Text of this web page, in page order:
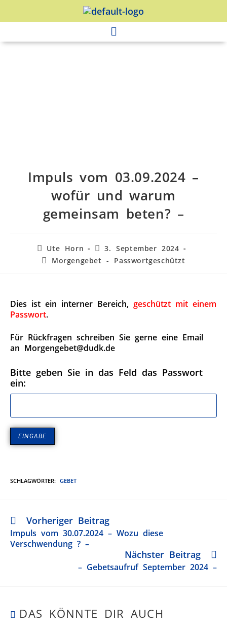
Impuls vom 03.09.2024 –
wofür und warum
gemeinsam beten? –
Ute Horn
3. September 2024
Morgengebet - Passwortgeschützt
Dies ist ein interner Bereich, geschützt mit einem
Passwort.
Für Rückfragen schreiben Sie gerne eine Email
an Morgengebet@dudk.de
Bitte geben Sie in das Feld das Passwort
ein:
SCHLAGWÖRTER: GEBET
Vorheriger Beitrag
Impuls vom 30.07.2024 – Wozu diese
Verschwendung ? –
Nächster Beitrag
– Gebetsaufruf September 2024 –
DAS KÖNNTE DIR AUCH